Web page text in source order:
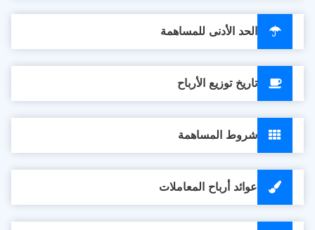
الحد الأدنى للمساهمة
تاريخ توزيع الأرباح
شروط المساهمة
عوائد أرباح المعاملات